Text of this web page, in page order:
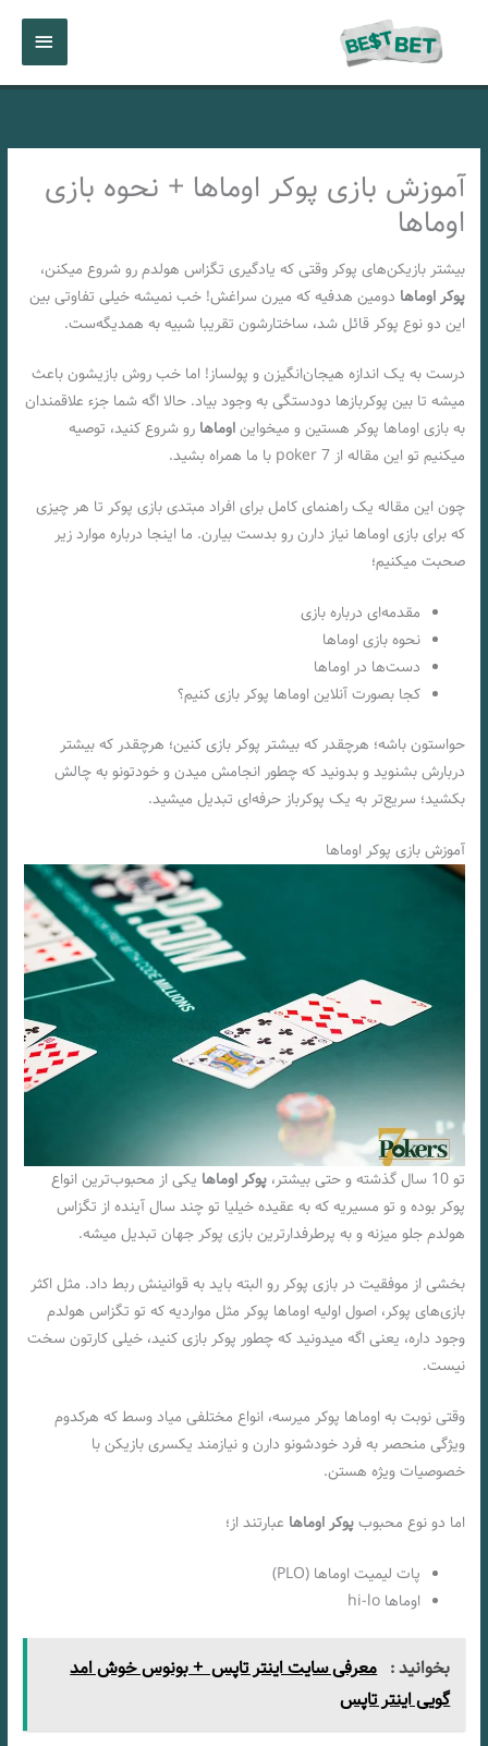
اصلی
آموزش بازی پوکر اوماها + نحوه بازی
اوماها
بیشتر بازیکن‌های پوکر وقتی که یادگیری تگزاس هولدم رو شروع میکنن،
پوکر اوماها دومین هدفیه که میرن سراغش! خب نمیشه خیلی تفاوتی بین
این دو نوع پوکر قائل شد، ساختارشون تقریبا شبیه به همدیگه‌ست.
درست به یک اندازه هیجان‌انگیزن و پولساز! اما خب روش بازیشون باعث
میشه تا بین پوکربازها دودستگی به وجود بیاد. حالا اگه شما جزء علاقمندان
به بازی اوماها پوکر هستین و میخوایناوماها رو شروع کنید، توصیه
میکنیم تو این مقاله از 7 poker با ما همراه بشید.
چون این مقاله یک راهنمای کامل برای افراد مبتدی بازی پوکر تا هر چیزی
که برای بازی اوماها نیاز دارن رو بدست بیارن. ما اینجا درباره موارد زیر
صحبت میکنیم؛
مقدمه‌ای درباره بازی
نحوه بازی اوماها
دست‌ها در اوماها
کجا بصورت آنلاین اوماها پوکر بازی کنیم؟
حواستون باشه؛ هرچقدر که بیشتر پوکر بازی کنین؛ هرچقدر که بیشتر
دربارش بشنوید و بدونید که چطور انجامش میدن و خودتونو به چالش
بکشید؛ سریع‌تر به یک پوکرباز حرفه‌ای تبدیل میشید.
آموزش بازی پوکر اوماها
تو 10 سال گذشته و حتی بیشتر، پوکر اوماها یکی از محبوب‌ترین انواع
پوکر بوده و تو مسیریه که به عقیده خیلیا تو چند سال آینده از تگزاس
هولدم جلو میزنه و به پرطرفدارترین بازی پوکر جهان تبدیل میشه.
بخشی از موفقیت در بازی‌ پوکر رو البته باید به قوانینش ربط داد. مثل اکثر
بازی‌های پوکر، اصول اولیه اوماها پوکر مثل مواردیه که تو تگزاس هولدم
وجود داره، یعنی اگه میدونید که چطور پوکر بازی کنید، خیلی کارتون سخت
نیست.
وقتی نوبت به اوماها پوکر میرسه، انواع مختلفی میاد وسط که هرکدوم
ویژگی منحصر به فرد خودشونو دارن و نیازمند یکسری بازیکن با
خصوصیات ویژه‌ هستن.
اما دو نوع محبوبپوکر اوماها عبارتند از؛
پات لیمیت اوماها (PLO)
اوماها hi-lo
بخوانید : معرفی سایت اینتر تاپس + بونوس خوش امد
گویی اینتر تاپس